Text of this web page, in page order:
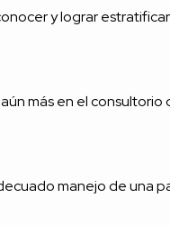
y lograr
más en el
manejo de una